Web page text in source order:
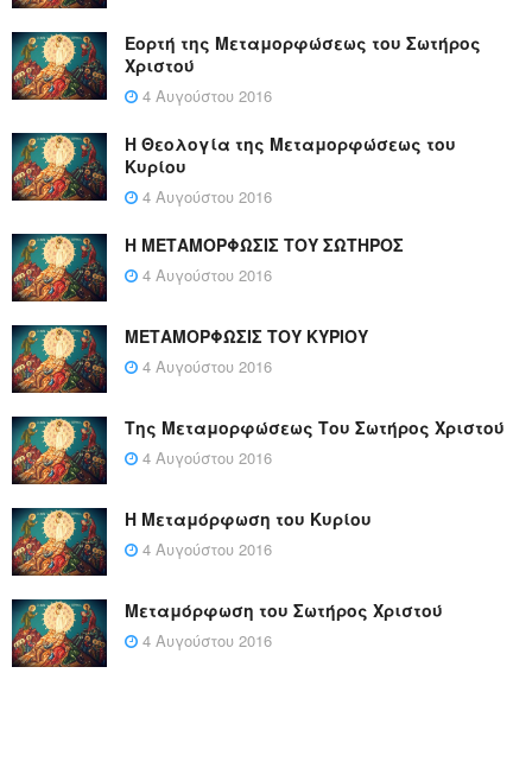
Εορτή της Μεταμορφώσεως του Σωτήρος
Χριστού
4 Αυγούστου 2016
Η Θεολογία της Μεταμορφώσεως του
Κυρίου
4 Αυγούστου 2016
Η ΜΕΤΑΜΟΡΦΩΣΙΣ ΤΟΥ ΣΩΤΗΡΟΣ
4 Αυγούστου 2016
ΜΕΤΑΜΟΡΦΩΣΙΣ ΤΟΥ ΚΥΡΙΟΥ
4 Αυγούστου 2016
Της Μεταμορφώσεως Του Σωτήρος Χριστού
4 Αυγούστου 2016
Η Μεταμόρφωση του Κυρίου
4 Αυγούστου 2016
Μεταμόρφωση του Σωτήρος Χριστού
4 Αυγούστου 2016